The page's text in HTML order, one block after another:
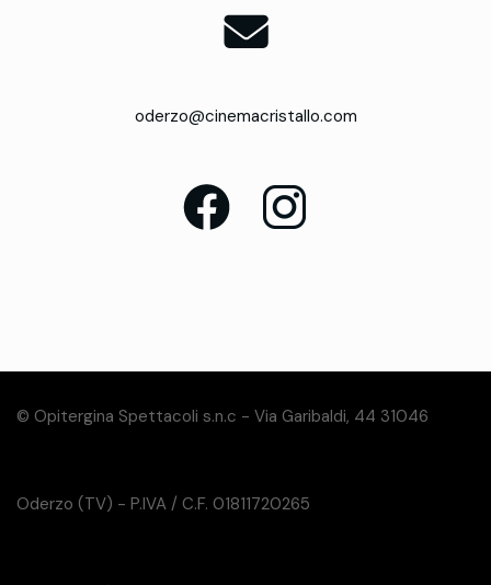
oderzo@cinemacristallo.com
© Opitergina Spettacoli s.n.c - Via Garibaldi, 44 31046
Oderzo (TV) - P.IVA / C.F. 01811720265